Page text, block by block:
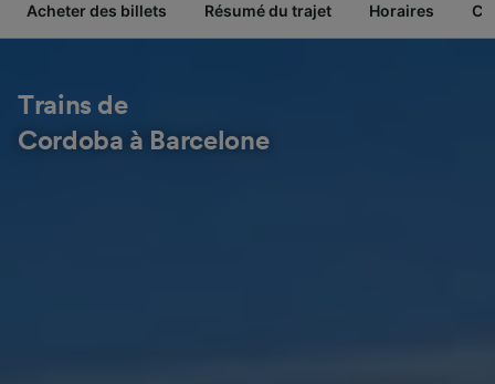
Acheter des billets Résumé du trajet Horaires
Trains de
Cordoba à Barcelone